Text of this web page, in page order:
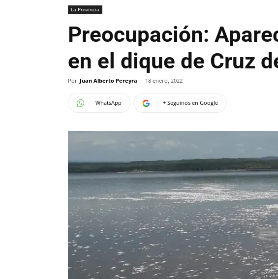
La Provincia
Preocupación:
en el dique de Cruz
Por Juan Alberto Pereyra - 18 enero, 2022
WhatsApp + Seguinos en Google